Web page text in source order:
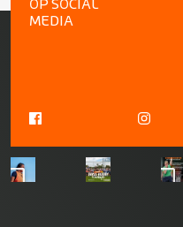
OP SOCIAL
MEDIA